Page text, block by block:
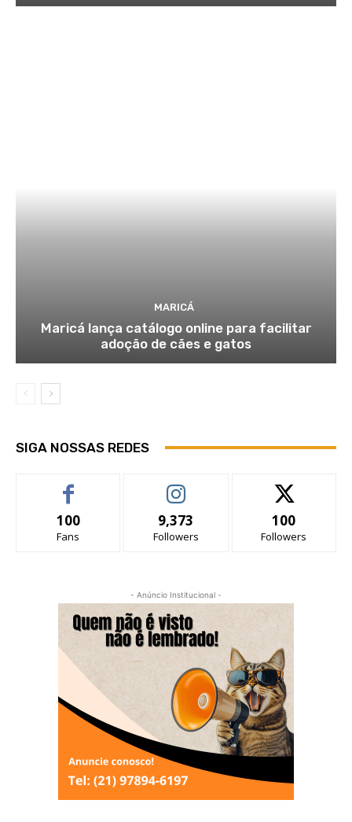
MARICÁ
Maricá lança catálogo online para facilitar
adoção de cães e gatos
SIGA NOSSAS REDES
100
Fans
9,373
Followers
100
Followers
- Anúncio Institucional -